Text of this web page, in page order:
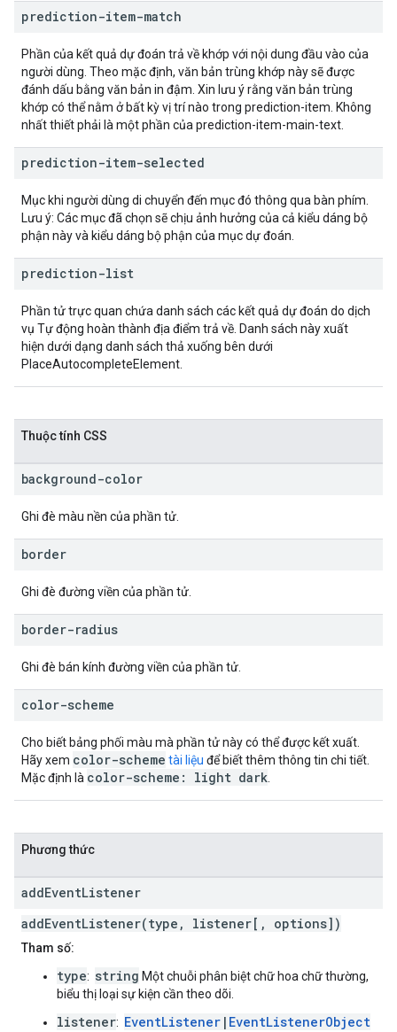
prediction-item-match
Phần của kết quả dự đoán trả về khớp với nội dung đầu vào của
người dùng. Theo mặc định, văn bản trùng khớp này sẽ được
đánh dấu bằng văn bản in đậm. Xin lưu ý rằng văn bản trùng
khớp có thể nằm ở bất kỳ vị trí nào trong prediction-item. Không
nhất thiết phải là một phần của prediction-item-main-text.
prediction-item-selected
Mục khi người dùng di chuyển đến mục đó thông qua bàn phím.
Lưu ý: Các mục đã chọn sẽ chịu ảnh hưởng của cả kiểu dáng bộ
phận này và kiểu dáng bộ phận của mục dự đoán.
prediction-list
Phần tử trực quan chứa danh sách các kết quả dự đoán do dịch
vụ Tự động hoàn thành địa điểm trả về. Danh sách này xuất
hiện dưới dạng danh sách thả xuống bên dưới
PlaceAutocompleteElement.
Thuộc tính CSS
background-color
Ghi đè màu nền của phần tử.
border
Ghi đè đường viền của phần tử.
border-radius
Ghi đè bán kính đường viền của phần tử.
color-scheme
Cho biết bảng phối màu mà phần tử này có thể được kết xuất.
Hãy xem color-scheme tài liệu để biết thêm thông tin chi tiết.
Mặc định là color-scheme: light dark.
Phương thức
addEventListener
addEventListener(type, listener[, options])
Tham số:
type: string Một chuỗi phân biệt chữ hoa chữ thường,
biểu thị loại sự kiện cần theo dõi.
listener: EventListener | EventListenerObject